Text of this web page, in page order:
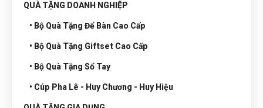
QUÀ TẶNG DOANH NGHIỆP
• Bộ Quà Tặng Để Bàn Cao Cấp
• Bộ Quà Tặng Giftset Cao Cấp
• Bộ Quà Tặng Sổ Tay
• Cúp Pha Lê - Huy Chương - Huy Hiệu